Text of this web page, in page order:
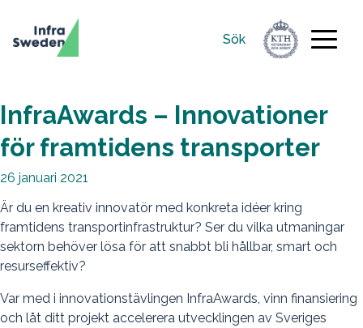
Sök
Sök
efter:
InfraAwards – Innovationer
för framtidens transporter
26 januari 2021
Är du en kreativ innovatör med konkreta idéer kring
framtidens transportinfrastruktur? Ser du vilka utmaningar
sektorn behöver lösa för att snabbt bli hållbar, smart och
resurseffektiv?
Var med i innovationstävlingen InfraAwards, vinn finansiering
och låt ditt projekt accelerera utvecklingen av Sveriges